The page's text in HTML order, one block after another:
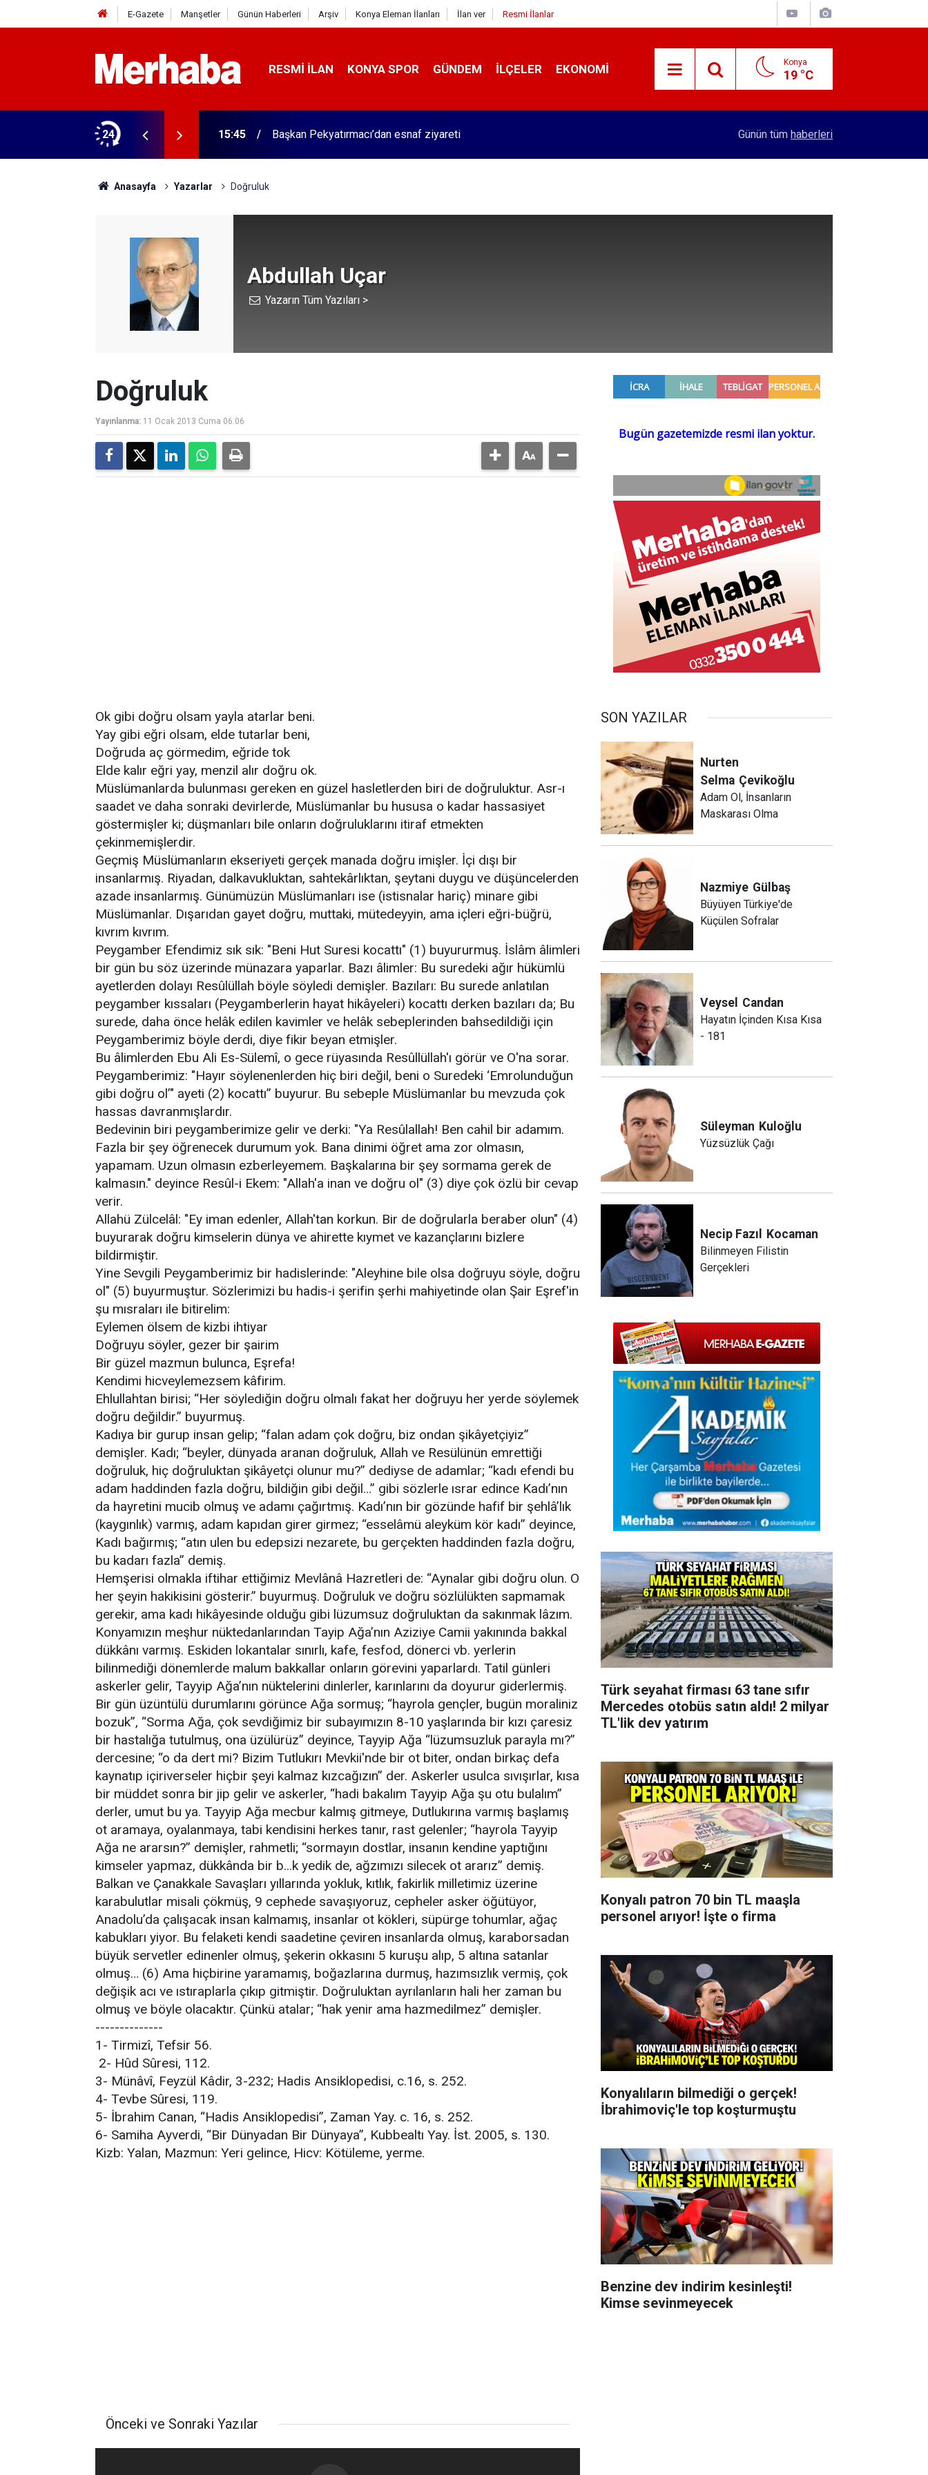
E-Gazete Manşetler Günün Haberleri Arşiv Konya Eleman İlanları İlan ver Resmi İlanlar
RESMI İLAN KONYA SPOR GÜNDEM İLÇELER EKONOMI Konya
19 °C
24
Kampüsü'ne ziyaret 15:45 Başkan Pekyatırmacı’dan esnaf ziyareti Konyalı patron 70 bin TL maaşla personel
Günün tüm haberleri
Anasayfa Yazarlar Doğruluk
Abdullah Uçar
Yazarın Tüm Yazıları >
Doğruluk
Yayınlanma: 11 Ocak 2013 Cuma 06:06
Ok gibi doğru olsam yayla atarlar beni.
Yay gibi eğri olsam, elde tutarlar beni,
Doğruda aç görmedim, eğride tok
Elde kalır eğri yay, menzil alır doğru ok.
Müslümanlarda bulunması gereken en güzel hasletlerden biri de doğruluktur. Asr-ı
saadet ve daha sonraki devirlerde, Müslümanlar bu hususa o kadar hassasiyet
göstermişler ki; düşmanları bile onların doğruluklarını itiraf etmekten
çekinmemişlerdir.
Geçmiş Müslümanların ekseriyeti gerçek manada doğru imişler. İçi dışı bir
insanlarmış. Riyadan, dalkavukluktan, sahtekârlıktan, şeytani duygu ve düşüncelerden
azade insanlarmış. Günümüzün Müslümanları ise (istisnalar hariç) minare gibi
Müslümanlar. Dışarıdan gayet doğru, muttaki, mütedeyyin, ama içleri eğri-büğrü,
kıvrım kıvrım.
Peygamber Efendimiz sık sık: "Beni Hut Suresi kocattı" (1) buyururmuş. İslâm âlimleri
bir gün bu söz üzerinde münazara yaparlar. Bazı âlimler: Bu suredeki ağır hükümlü
ayetlerden dolayı Resûlüllah böyle söyledi demişler. Bazıları: Bu surede anlatılan
peygamber kıssaları (Peygamberlerin hayat hikâyeleri) kocattı derken bazıları da; Bu
surede, daha önce helâk edilen kavimler ve helâk sebeplerinden bahsedildiği için
Peygamberimiz böyle derdi, diye fikir beyan etmişler.
Bu âlimlerden Ebu Ali Es-Sülemî, o gece rüyasında Resûllüllah'ı görür ve O'na sorar.
Peygamberimiz: "Hayır söylenenlerden hiç biri değil, beni o Suredeki ‘Emrolunduğun
gibi doğru ol’" ayeti (2) kocattı” buyurur. Bu sebeple Müslümanlar bu mevzuda çok
hassas davranmışlardır.
Bedevinin biri peygamberimize gelir ve derki: "Ya Resûlallah! Ben cahil bir adamım.
Fazla bir şey öğrenecek durumum yok. Bana dinimi öğret ama zor olmasın,
yapamam. Uzun olmasın ezberleyemem. Başkalarına bir şey sormama gerek de
kalmasın." deyince Resûl-i Ekem: "Allah'a inan ve doğru ol" (3) diye çok özlü bir cevap
verir.
Allahü Zülcelâl: "Ey iman edenler, Allah'tan korkun. Bir de doğrularla beraber olun" (4)
buyurarak doğru kimselerin dünya ve ahirette kıymet ve kazançlarını bizlere
bildirmiştir.
Yine Sevgili Peygamberimiz bir hadislerinde: "Aleyhine bile olsa doğruyu söyle, doğru
ol" (5) buyurmuştur. Sözlerimizi bu hadis-i şerifin şerhi mahiyetinde olan Şair Eşref'in
şu mısraları ile bitirelim:
Eylemen ölsem de kizbi ihtiyar
Doğruyu söyler, gezer bir şairim
Bir güzel mazmun bulunca, Eşrefa!
Kendimi hicveylemezsem kâfirim.
Ehlullahtan birisi; “Her söylediğin doğru olmalı fakat her doğruyu her yerde söylemek
doğru değildir.” buyurmuş.
Kadıya bir gurup insan gelip; “falan adam çok doğru, biz ondan şikâyetçiyiz”
demişler. Kadı; “beyler, dünyada aranan doğruluk, Allah ve Resülünün emrettiği
doğruluk, hiç doğruluktan şikâyetçi olunur mu?” dediyse de adamlar; “kadı efendi bu
adam haddinden fazla doğru, bildiğin gibi değil…” gibi sözlerle ısrar edince Kadı’nın
da hayretini mucib olmuş ve adamı çağırtmış. Kadı’nın bir gözünde hafif bir şehlâ’lık
(kaygınlık) varmış, adam kapıdan girer girmez; “esselâmü aleyküm kör kadı” deyince,
Kadı bağırmış; “atın ulen bu edepsizi nezarete, bu gerçekten haddinden fazla doğru,
bu kadarı fazla” demiş.
Hemşerisi olmakla iftihar ettiğimiz Mevlânâ Hazretleri de: “Aynalar gibi doğru olun. O
her şeyin hakikisini gösterir.” buyurmuş. Doğruluk ve doğru sözlülükten sapmamak
gerekir, ama kadı hikâyesinde olduğu gibi lüzumsuz doğruluktan da sakınmak lâzım.
Konyamızın meşhur nüktedanlarından Tayip Ağa’nın Aziziye Camii yakınında bakkal
dükkânı varmış. Eskiden lokantalar sınırlı, kafe, fesfod, dönerci vb. yerlerin
bilinmediği dönemlerde malum bakkallar onların görevini yaparlardı. Tatil günleri
askerler gelir, Tayyip Ağa’nın nüktelerini dinlerler, karınlarını da doyurur giderlermiş.
Bir gün üzüntülü durumlarını görünce Ağa sormuş; “hayrola gençler, bugün moraliniz
bozuk”, “Sorma Ağa, çok sevdiğimiz bir subayımızın 8-10 yaşlarında bir kızı çaresiz
bir hastalığa tutulmuş, ona üzülürüz” deyince, Tayyip Ağa “lüzumsuzluk parayla mı?”
dercesine; “o da dert mi? Bizim Tutlukırı Mevkii'nde bir ot biter, ondan birkaç defa
kaynatıp içiriverseler hiçbir şeyi kalmaz kızcağızın” der. Askerler usulca sıvışırlar, kısa
bir müddet sonra bir jip gelir ve askerler, “hadi bakalım Tayyip Ağa şu otu bulalım”
derler, umut bu ya. Tayyip Ağa mecbur kalmış gitmeye, Dutlukırına varmış başlamış
ot aramaya, oyalanmaya, tabi kendisini herkes tanır, rast gelenler; “hayrola Tayyip
Ağa ne ararsın?” demişler, rahmetli; “sormayın dostlar, insanın kendine yaptığını
kimseler yapmaz, dükkânda bir b...k yedik de, ağzımızı silecek ot ararız” demiş.
Balkan ve Çanakkale Savaşları yıllarında yokluk, kıtlık, fakirlik milletimiz üzerine
karabulutlar misali çökmüş, 9 cephede savaşıyoruz, cepheler asker öğütüyor,
Anadolu’da çalışacak insan kalmamış, insanlar ot kökleri, süpürge tohumlar, ağaç
kabukları yiyor. Bu felaketi kendi saadetine çeviren insanlarda olmuş, karaborsadan
büyük servetler edinenler olmuş, şekerin okkasını 5 kuruşu alıp, 5 altına satanlar
olmuş… (6) Ama hiçbirine yaramamış, boğazlarına durmuş, hazımsızlık vermiş, çok
değişik acı ve ıstıraplarla çıkıp gitmiştir. Doğruluktan ayrılanların hali her zaman bu
olmuş ve böyle olacaktır. Çünkü atalar; “hak yenir ama hazmedilmez” demişler.
--------------
1- Tirmizî, Tefsir 56.
2- Hûd Sûresi, 112.
3- Münâvî, Feyzül Kâdir, 3-232; Hadis Ansiklopedisi, c.16, s. 252.
4- Tevbe Sûresi, 119.
5- İbrahim Canan, “Hadis Ansiklopedisi”, Zaman Yay. c. 16, s. 252.
6- Samiha Ayverdi, “Bir Dünyadan Bir Dünyaya”, Kubbealtı Yay. İst. 2005, s. 130.
Kizb: Yalan, Mazmun: Yeri gelince, Hicv: Kötüleme, yerme.
Önceki ve Sonraki Yazılar
SON YAZILAR
Nurten
Selma Çevikoğlu
Adam Ol, İnsanların
Maskarası Olma
Nazmiye Gülbaş
Büyüyen Türkiye'de
Küçülen Sofralar
Veysel Candan
Hayatın İçinden Kısa Kısa
- 181
Süleyman Kuloğlu
Yüzsüzlük Çağı
Necip Fazıl Kocaman
Bilinmeyen Filistin
Gerçekleri
Türk seyahat firması 63 tane sıfır
Mercedes otobüs satın aldı! 2 milyar
TL'lik dev yatırım
Konyalı patron 70 bin TL maaşla
personel arıyor! İşte o firma
Konyalıların bilmediği o gerçek!
İbrahimoviç'le top koşturmuştu
Benzine dev indirim kesinleşti!
Kimse sevinmeyecek